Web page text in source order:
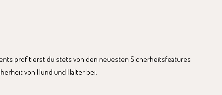
profitierst du stets von den neuesten Sicherheitsfeatures
von Hund und Halter bei.